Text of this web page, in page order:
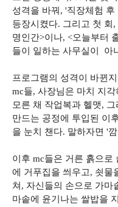
성격을 바꿔, '직장체험
등장시켰다. 그리고 첫 회
명인간>이나, <오늘부터
들이 일하는 사무실이 아
프로그램의 성격이 바뀐
mc들, 사장님은 마치 지
모른 채 작업복과 헬맷,
만드는 공정에 투입된 이
을 눈치 챈다. 말하자면 '
이후 mc들은 거른 흙으로
에 거푸집을 씌우고, 쇳물
쳐, 자신들의 손으로 가마
마솥에 윤기나는 쌀밥을